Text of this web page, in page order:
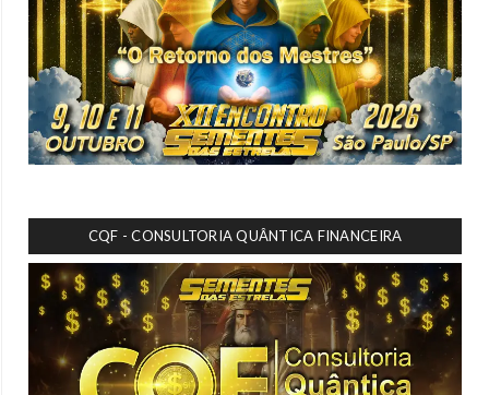
CQF - CONSULTORIA QUÂNTICA FINANCEIRA